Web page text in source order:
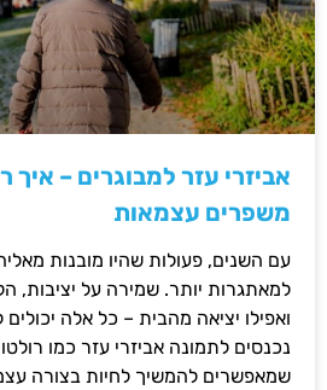
אביזרי עזר למבוגרים – איך
משפרים עצמאות
עם השנים, פעולות שהיו מובנות
למאתגרות יותר. שמירה על יציבות,
ואפילו יציאה מהבית – כל אלה
נכנסים לתמונה אביזרי עזר כמו
שמאפשרים להמשיך לחיות בצורה